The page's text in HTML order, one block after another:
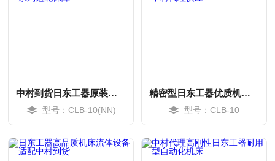
中村到货日东工器原装机床全系列适配保障
型号：CLB-10(NN)
精密型日东工器优质机床设备中村代理供应
型号：CLB-10